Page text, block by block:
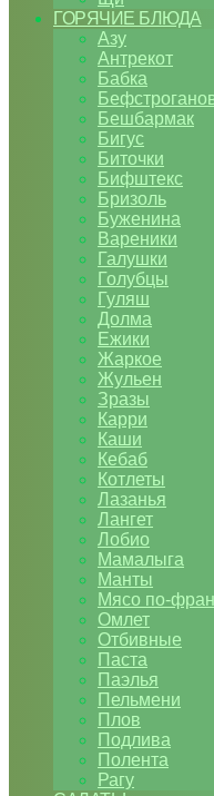
ГОРЯЧИЕ БЛЮДА
Азу
Антрекот
Бабка
Бешбармак
Бигус
Биточки
Бифштекс
Бризоль
Буженина
Вареники
Галушки
Голубцы
Гуляш
Долма
Ежики
Жаркое
Жульен
Зразы
Карри
Каши
Кебаб
Котлеты
Лазанья
Лангет
Лобио
Мамалыга
Манты
Мясо по-
Омлет
Отбивные
Паста
Паэлья
Пельмени
Плов
Подлива
Полента
Рагу